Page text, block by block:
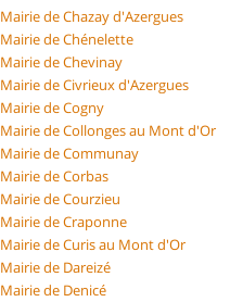
Mairie de Chazay d'Azergues
Mairie de Chénelette
Mairie de Chevinay
Mairie de Civrieux d'Azergues
Mairie de Cogny
Mairie de Collonges au Mont d'Or
Mairie de Communay
Mairie de Corbas
Mairie de Courzieu
Mairie de Craponne
Mairie de Curis au Mont d'Or
Mairie de Dareizé
Mairie de Denicé